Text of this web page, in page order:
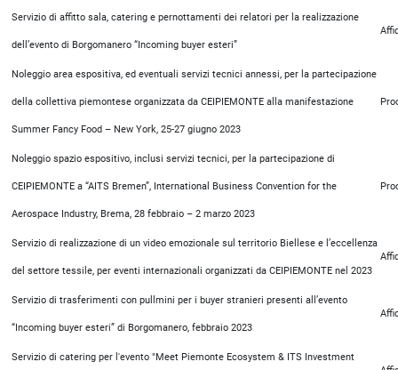
Servizio di affitto sala, catering e pernottamenti dei relatori per la realizzazione
dell’evento di Borgomanero “Incoming buyer esteri”
Noleggio area espositiva, ed eventuali servizi tecnici annessi, per la partecipazione
della collettiva piemontese organizzata da CEIPIEMONTE alla manifestazione
Summer Fancy Food – New York, 25-27 giugno 2023
Noleggio spazio espositivo, inclusi servizi tecnici, per la partecipazione di
CEIPIEMONTE a “AITS Bremen”, International Business Convention for the
Aerospace Industry, Brema, 28 febbraio – 2 marzo 2023
Servizio di realizzazione di un video emozionale sul territorio Biellese e l’eccellenza
del settore tessile, per eventi internazionali organizzati da CEIPIEMONTE nel 2023
Servizio di trasferimenti con pullmini per i buyer stranieri presenti all’evento
“Incoming buyer esteri” di Borgomanero, febbraio 2023
Servizio di catering per l'evento "Meet Piemonte Ecosystem & ITS Investment